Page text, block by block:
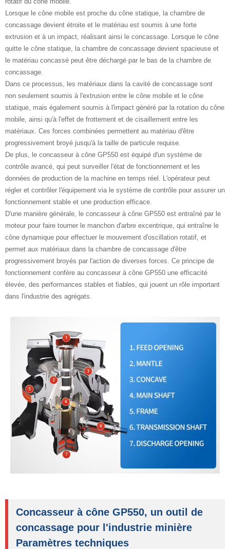
Lorsque le cône mobile est proche du cône statique, la chambre de
concassage devient étroite et le matériau est soumis à une forte
extrusion et à un impact, réalisant ainsi le concassage. Lorsque le cône
quitte le cône statique, la chambre de concassage devient spacieuse et
le matériau concassé peut être déchargé par le bas de la chambre de
concassage.
Dans ce processus, les matériaux dans la cavité de concassage sont
non seulement soumis à l'extrusion entre le cône mobile et le cône
statique, mais également soumis à l'impact généré par la rotation du cône
mobile, ainsi qu'à l'effet de frottement et de cisaillement entre les
matériaux. Ces forces combinées permettent au matériau d'être
progressivement broyé jusqu'à la taille de particule requise.
De plus, le concasseur à cône GP550 est équipé d'un système de
contrôle avancé, qui peut surveiller l'état de fonctionnement et les
données de production de la machine en temps réel. L'opérateur peut
régler et contrôler l'équipement via le système de contrôle pour assurer un
fonctionnement stable et une production efficace.
D'une manière générale, le concasseur à cône GP550 est entraîné par le
moteur pour faire tourner le manchon d'arbre excentrique, qui entraîne le
cône dynamique pour effectuer le mouvement d'oscillation rotatif, et
permet aux matériaux dans la chambre de concassage d'être
progressivement broyés par l'action de diverses forces. Ce principe de
fonctionnement confère au concasseur à cône GP550 une efficacité
élevée, des performances stables et fiables, qui jouent un rôle important
dans l'industrie des agrégats.
Concasseur à cône GP550, un outil de
concassage pour l'industrie minière
Paramètres techniques